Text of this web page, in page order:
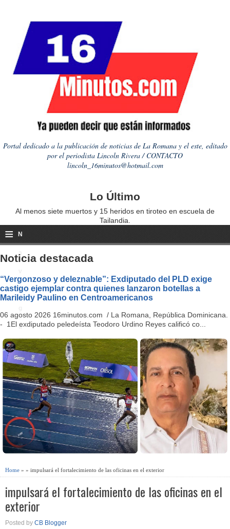
Portal dedicado a la publicación de noticias de La Romana y el este, editado
por el periodista Lincoln Rivera / CONTACTO
lincoln_16minutos@hotmail.com
Lo Último
Al menos siete muertos y 15 heridos en tiroteo en escuela de
Tailandia.
≡ N
a
i
a
ti
o
n
Noticia destacada
“Vergonzoso y deleznable”: Exdiputado del PLD exige
castigo ejemplar contra quienes lanzaron botellas a
Marileidy Paulino en Centroamericanos
06 agosto 2026 16minutos.com / La Romana, República Dominicana.
- 1El exdiputado peledeísta Teodoro Urdino Reyes calificó co...
Home » » impulsará el fortalecimiento de las oficinas en el exterior
impulsará el fortalecimiento de las oficinas en el
exterior
Posted by CB Blogger